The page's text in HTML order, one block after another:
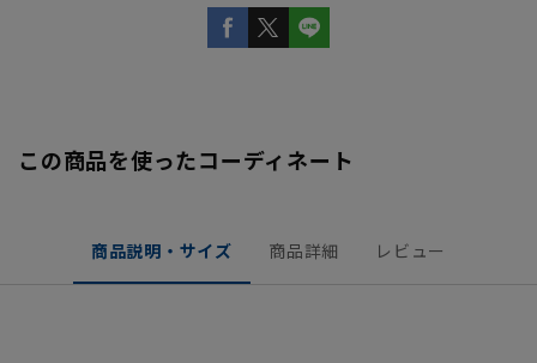
この商品を使ったコーディネート
商品説明・サイズ 商品詳細 レビュー